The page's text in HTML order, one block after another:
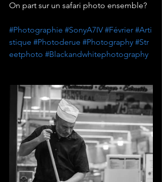
On part sur un safari photo ensemble?
#Photographie #SonyA7IV #Février #Arti
stique #Photoderue #Photography #Str
eetphoto #Blackandwhitephotography